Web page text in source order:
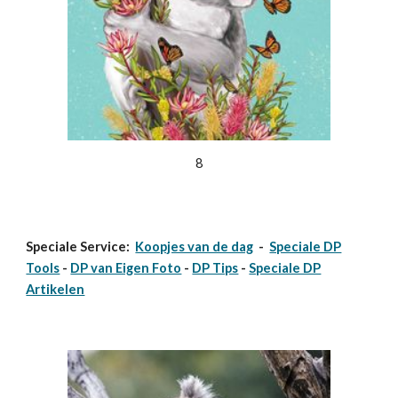
8
Speciale Service: Koopjes van de dag -Speciale DP
Tools - DP van Eigen Foto - DP Tips -Speciale DP
Artikelen